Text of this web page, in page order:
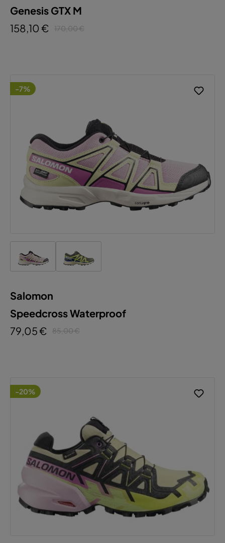
Genesis GTX M
158,10 €
170,00 €
-7%
Salomon
Speedcross Waterproof
79,05 €
85,00 €
-20%